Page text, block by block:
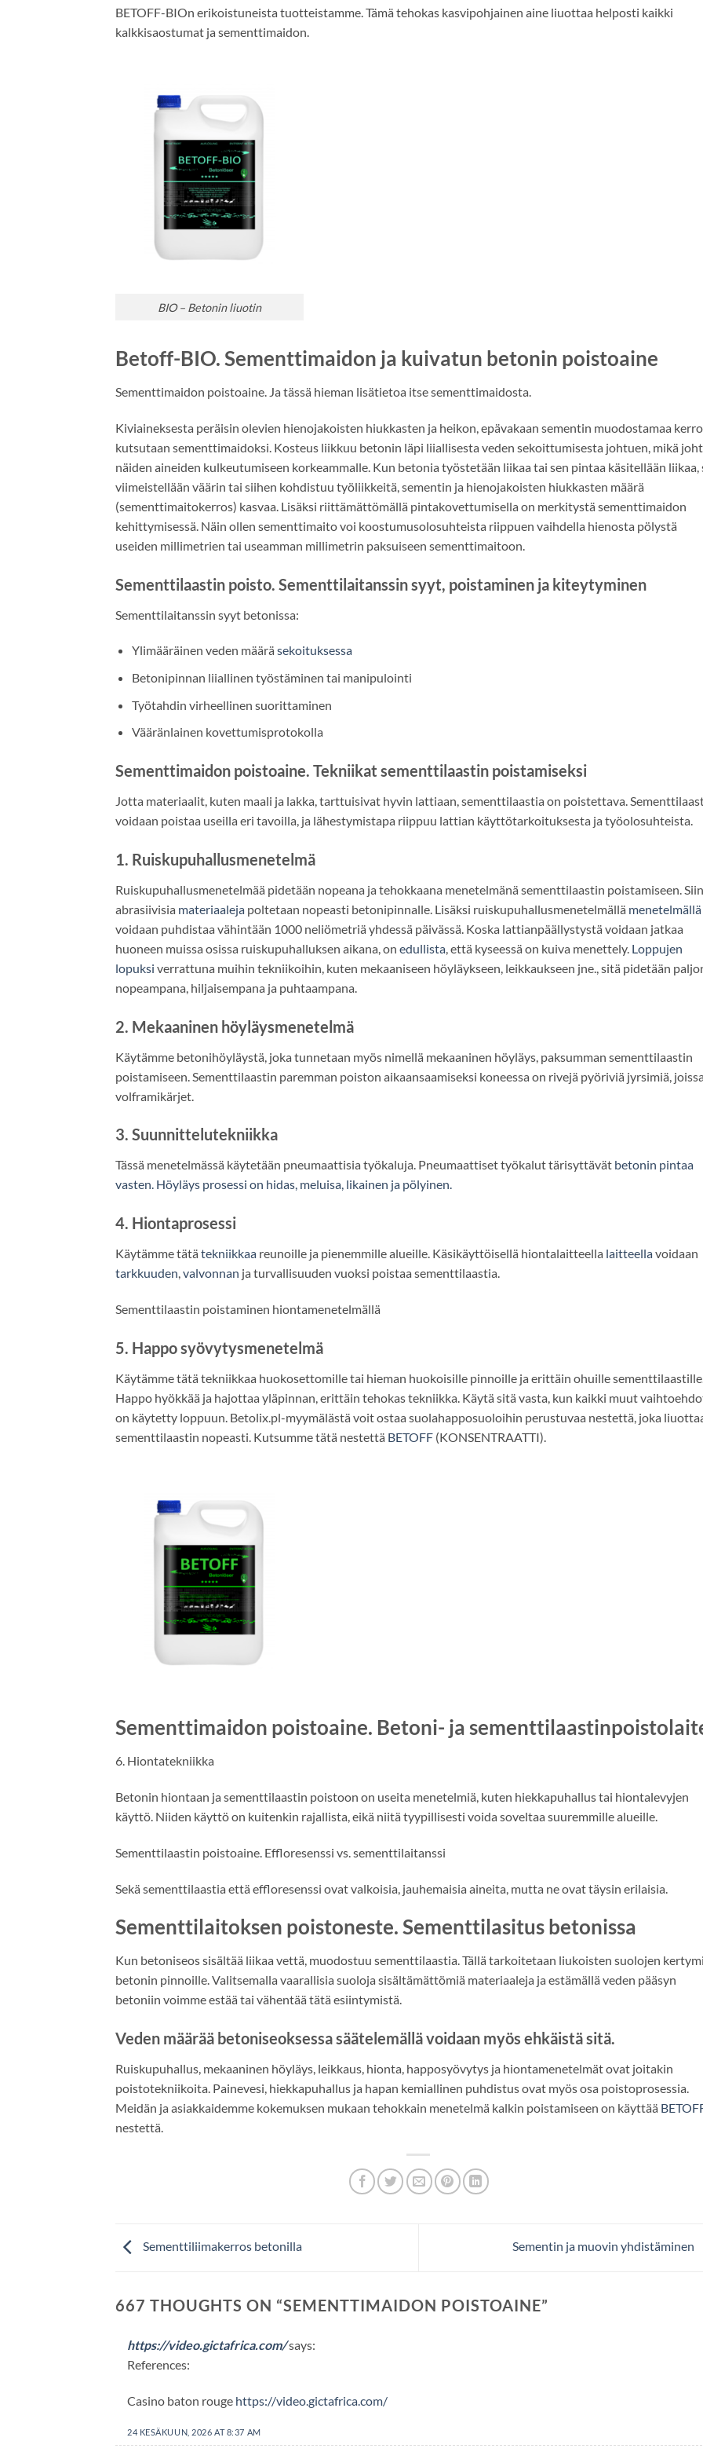
BETOFF-BIOn erikoistuneista tuotteistamme. Tämä tehokas kasvipohjainen aine liuottaa helposti kaikki
kalkkisaostumat ja sementtimaidon.
BIO – Betonin liuotin
Betoff-BIO. Sementtimaidon ja kuivatun betonin poistoaine
Sementtimaidon poistoaine. Ja tässä hieman lisätietoa itse sementtimaidosta.
Kiviaineksesta peräisin olevien hienojakoisten hiukkasten ja heikon, epävakaan sementin muodostamaa
kutsutaan sementtimaidoksi. Kosteus liikkuu betonin läpi liiallisesta veden sekoittumisesta johtuen, mikä
näiden aineiden kulkeutumiseen korkeammalle. Kun betonia työstetään liikaa tai sen pintaa käsitellään liikaa,
viimeistellään väärin tai siihen kohdistuu työliikkeitä, sementin ja hienojakoisten hiukkasten määrä
(sementtimaitokerros) kasvaa. Lisäksi riittämättömällä pintakovettumisella on merkitystä sementtimaidon
kehittymisessä. Näin ollen sementtimaito voi koostumusolosuhteista riippuen vaihdella hienosta pölystä
useiden millimetrien tai useamman millimetrin paksuiseen sementtimaitoon.
Sementtilaastin poisto. Sementtilaitanssin syyt, poistaminen ja kiteytyminen
Sementtilaitanssin syyt betonissa:
Ylimääräinen veden määrä sekoituksessa
Betonipinnan liiallinen työstäminen tai manipulointi
Työtahdin virheellinen suorittaminen
Vääränlainen kovettumisprotokolla
Sementtimaidon poistoaine. Tekniikat sementtilaastin poistamiseksi
Jotta materiaalit, kuten maali ja lakka, tarttuisivat hyvin lattiaan, sementtilaastia on poistettava.
voidaan poistaa useilla eri tavoilla, ja lähestymistapa riippuu lattian käyttötarkoituksesta ja työolosuhteista.
1. Ruiskupuhallusmenetelmä
Ruiskupuhallusmenetelmää pidetään nopeana ja tehokkaana menetelmänä sementtilaastin poistamiseen.
abrasiivisia materiaaleja poltetaan nopeasti betonipinnalle. Lisäksi ruiskupuhallusmenetelmällä menetelmällä
voidaan puhdistaa vähintään 1000 neliömetriä yhdessä päivässä. Koska lattianpäällystystä voidaan jatkaa
huoneen muissa osissa ruiskupuhalluksen aikana, on edullista, että kyseessä on kuiva menettely. Loppujen
lopuksi verrattuna muihin tekniikoihin, kuten mekaaniseen höyläykseen, leikkaukseen jne., sitä pidetään
nopeampana, hiljaisempana ja puhtaampana.
2. Mekaaninen höyläysmenetelmä
Käytämme betonihöyläystä, joka tunnetaan myös nimellä mekaaninen höyläys, paksumman sementtilaastin
poistamiseen. Sementtilaastin paremman poiston aikaansaamiseksi koneessa on rivejä pyöriviä jyrsimiä,
volframikärjet.
3. Suunnittelutekniikka
Tässä menetelmässä käytetään pneumaattisia työkaluja. Pneumaattiset työkalut tärisyttävät betonin pintaa
vasten. Höyläys prosessi on hidas, meluisa, likainen ja pölyinen.
4. Hiontaprosessi
Käytämme tätä tekniikkaa reunoille ja pienemmille alueille. Käsikäyttöisellä hiontalaitteella laitteellavoidaan
tarkkuuden,valvonnan ja turvallisuuden vuoksi poistaa sementtilaastia.
Sementtilaastin poistaminen hiontamenetelmällä
5. Happo syövytysmenetelmä
Käytämme tätä tekniikkaa huokosettomille tai hieman huokoisille pinnoille ja erittäin ohuille
Happo hyökkää ja hajottaa yläpinnan, erittäin tehokas tekniikka. Käytä sitä vasta, kun kaikki muut
on käytetty loppuun. Betolix.pl-myymälästä voit ostaa suolahapposuoloihin perustuvaa nestettä, joka
sementtilaastin nopeasti. Kutsumme tätä nestettä BETOFF (KONSENTRAATTI).
Sementtimaidon poistoaine. Betoni- ja
6. Hiontatekniikka
Betonin hiontaan ja sementtilaastin poistoon on useita menetelmiä, kuten hiekkapuhallus tai hiontalevyjen
käyttö. Niiden käyttö on kuitenkin rajallista, eikä niitä tyypillisesti voida soveltaa suuremmille alueille.
Sementtilaastin poistoaine. Effloresenssi vs. sementtilaitanssi
Sekä sementtilaastia että effloresenssi ovat valkoisia, jauhemaisia aineita, mutta ne ovat täysin erilaisia.
Sementtilaitoksen poistoneste. Sementtilasitus betonissa
Kun betoniseos sisältää liikaa vettä, muodostuu sementtilaastia. Tällä tarkoitetaan liukoisten suolojen
betonin pinnoille. Valitsemalla vaarallisia suoloja sisältämättömiä materiaaleja ja estämällä veden pääsyn
betoniin voimme estää tai vähentää tätä esiintymistä.
Veden määrää betoniseoksessa säätelemällä voidaan myös ehkäistä sitä.
Ruiskupuhallus, mekaaninen höyläys, leikkaus, hionta, happosyövytys ja hiontamenetelmät ovat joitakin
poistotekniikoita. Painevesi, hiekkapuhallus ja hapan kemiallinen puhdistus ovat myös osa poistoprosessia.
Meidän ja asiakkaidemme kokemuksen mukaan tehokkain menetelmä kalkin poistamiseen on käyttää
nestettä.
Sementtiliimakerros betonilla Sementin ja muovin yhdistäminen
667 THOUGHTS ON “SEMENTTIMAIDON POISTOAINE”
https://video.gictafrica.com/says:
References:
Casino baton rouge https://video.gictafrica.com/
24 KESÄKUUN, 2026 AT 8:37 AM